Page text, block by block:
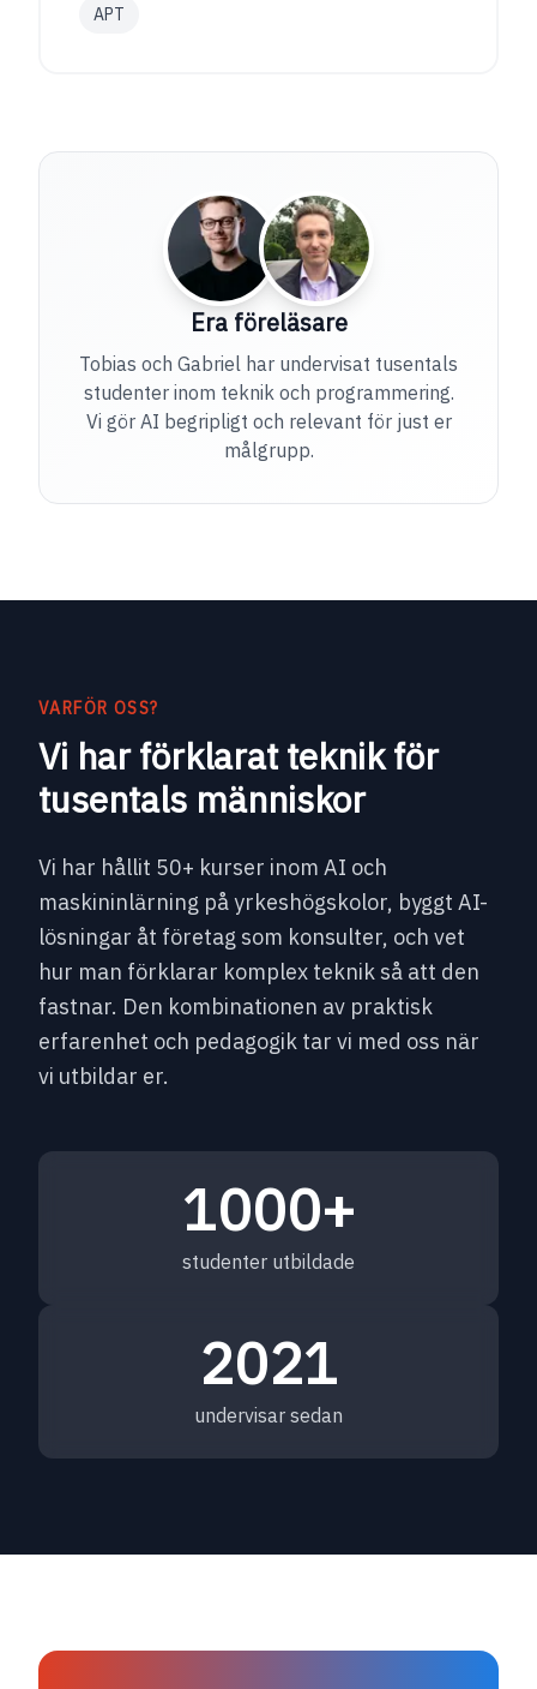
APT
Era föreläsare
Tobias och Gabriel har undervisat tusentals
studenter inom teknik och programmering.
Vi gör AI begripligt och relevant för just er
målgrupp.
VARFÖR OSS?
Vi har förklarat teknik för
tusentals människor
Vi har hållit 50+ kurser inom AI och
maskininlärning på yrkeshögskolor, byggt AI-
lösningar åt företag som konsulter, och vet
hur man förklarar komplex teknik så att den
fastnar. Den kombinationen av praktisk
erfarenhet och pedagogik tar vi med oss när
vi utbildar er.
1000+
studenter utbildade
2021
undervisar sedan